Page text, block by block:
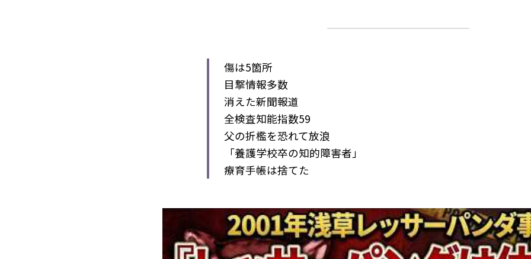
傷は5箇所
目撃情報多数
消えた新聞報道
全検査知能指数59
父の折檻を恐れて放浪
「養護学校卒の知的障害者」
療育手帳は捨てた